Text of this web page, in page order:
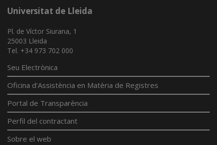
Universitat de Lleida
Pl. de Víctor Siurana, 1
25003 Lleida
Tel. +34 973 702 000
Seu Electrònica
Oficina d'Assistència en Matèria de Registres
Portal de Transparència
Perfil del contractant
Sobre el web